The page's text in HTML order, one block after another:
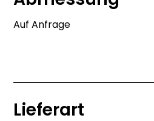
Auf Anfrage
Lieferart